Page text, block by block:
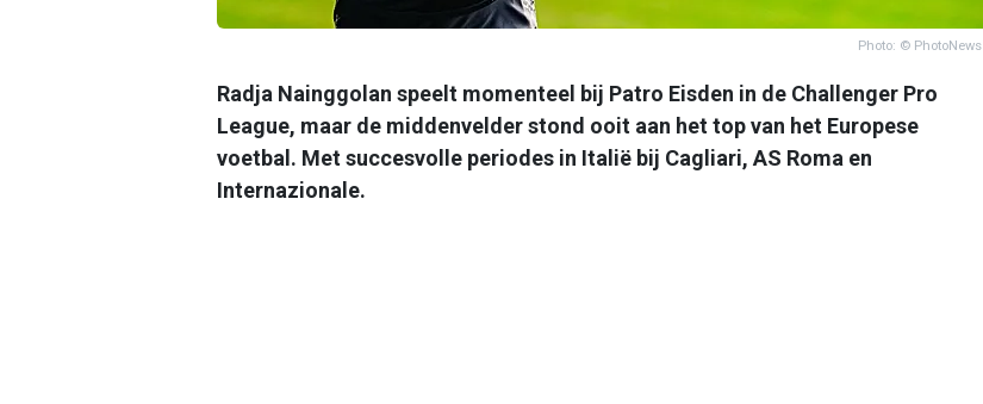
Photo: © PhotoNews
Radja Nainggolan speelt momenteel bij Patro Eisden in de Challenger Pro
League, maar de middenvelder stond ooit aan het top van het Europese
voetbal. Met succesvolle periodes in Italië bij Cagliari, AS Roma en
Internazionale.